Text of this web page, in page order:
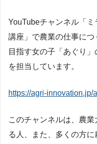
YouTubeチャンネル「
講座」で農業の仕事につ
目指す女の子「あぐり
を担当しています。
https://agri-innovation.jp/
このチャンネルは、農
る人、また、多くの方